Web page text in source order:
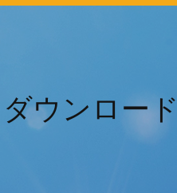
ウンロー